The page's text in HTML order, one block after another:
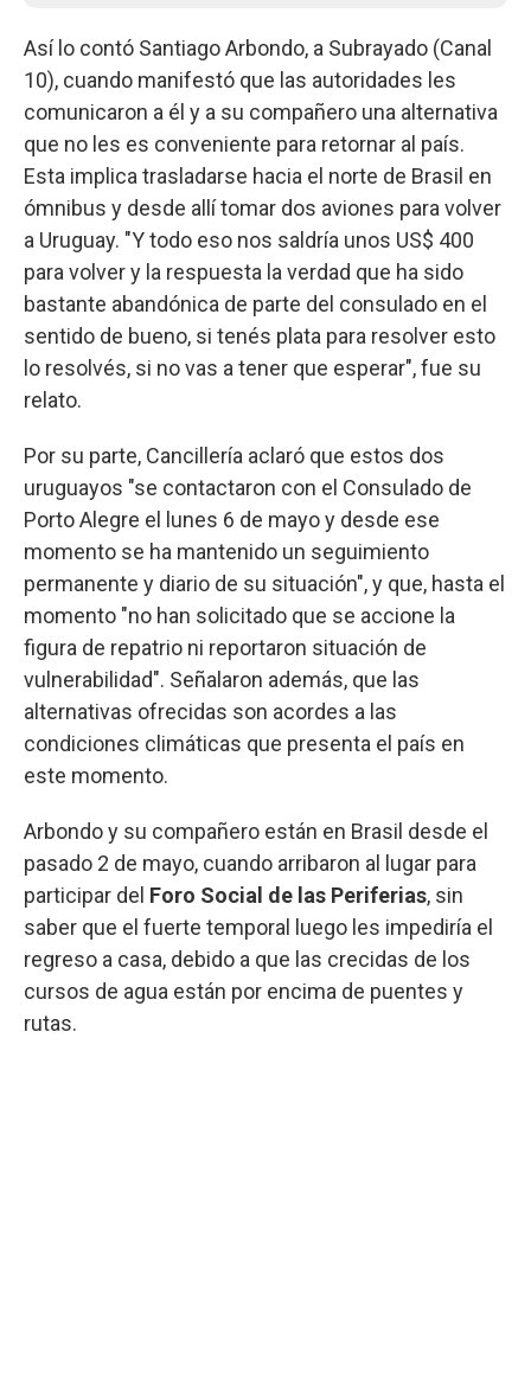
Así lo contó Santiago Arbondo, a Subrayado (Canal
10), cuando manifestó que las autoridades les
comunicaron a él y a su compañero una alternativa
que no les es conveniente para retornar al país.
Esta implica trasladarse hacia el norte de Brasil en
ómnibus y desde allí tomar dos aviones para volver
a Uruguay. "Y todo eso nos saldría unos US$ 400
para volver y la respuesta la verdad que ha sido
bastante abandónica de parte del consulado en el
sentido de bueno, si tenés plata para resolver esto
lo resolvés, si no vas a tener que esperar", fue su
relato.
Por su parte, Cancillería aclaró que estos dos
uruguayos "se contactaron con el Consulado de
Porto Alegre el lunes 6 de mayo y desde ese
momento se ha mantenido un seguimiento
permanente y diario de su situación", y que, hasta el
momento "no han solicitado que se accione la
figura de repatrio ni reportaron situación de
vulnerabilidad". Señalaron además, que las
alternativas ofrecidas son acordes a las
condiciones climáticas que presenta el país en
este momento.
Arbondo y su compañero están en Brasil desde el
pasado 2 de mayo, cuando arribaron al lugar para
participar del Foro Social de las Periferias, sin
saber que el fuerte temporal luego les impediría el
regreso a casa, debido a que las crecidas de los
cursos de agua están por encima de puentes y
rutas.